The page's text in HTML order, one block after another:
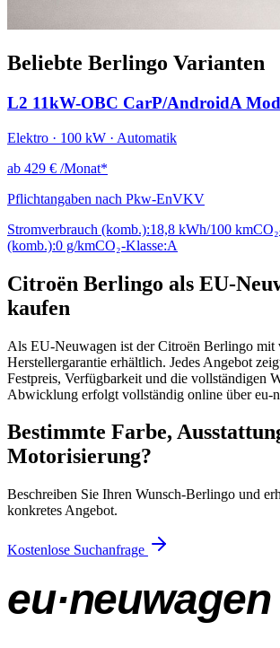
Beliebte Berlingo Varianten
L2 11kW-OBC CarP/AndroidA
Elektro · 100 kW · Automatik
ab 429 € /Monat*
Pflichtangaben nach Pkw-EnVKV
Stromverbrauch (komb.):18,8 kWh/100 km
(komb.):0 g/kmCO₂-Klasse:A
Citroën Berlingo als EU-
kaufen
Als EU-Neuwagen ist der Citroën Berlingo mit
Herstellergarantie erhältlich. Jedes Angebot
Festpreis, Verfügbarkeit und die vollständigen
Abwicklung erfolgt vollständig online über eu-
Bestimmte Farbe,
Motorisierung?
Beschreiben Sie Ihren Wunsch-Berlingo und
konkretes Angebot.
Kostenlose Suchanfrage
eu·neuwagen